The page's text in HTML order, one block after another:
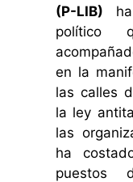
(P-LIB)
político
en la
las calles
la ley
las
ha
puestos